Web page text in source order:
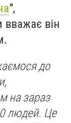
",
вважає він
до
на зараз
людей. Це